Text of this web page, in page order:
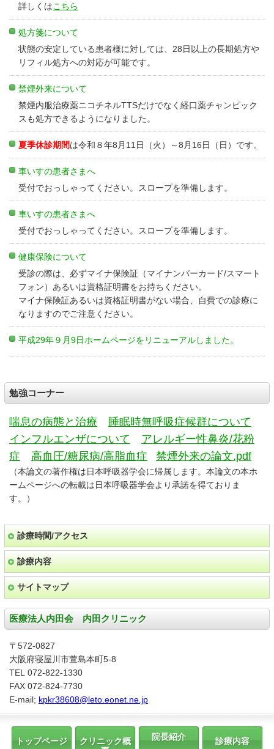
詳しくはこちら
処方箋について
状態の安定している患者様に対しては、28日以上の長期処方や
リフィル処方への対応が可能です。
禁煙外来について
禁煙内服治療薬ニコチネルTTSだけでなく経口薬チャンピック
スも処方できるようになりました。
夏季休診期間は令和８年8月11日（火）～8月16日（日）です。
車いすの患者さまへ
受付でおっしゃってください。スロープを準備します。
車いすの患者さまへ
受付でおっしゃってください。スロープを準備します。
健康保険について
受診の際は、必ずマイナ保険証（マイナンバーカード/スマート
フォン）あるいは資格証明書をお持ちください。
マイナ保険証あるいは資格証明書がない場合、自費での診療に
なりますのでご注意ください。
平成29年９月9日ホームページをリニューアルしました。
勉強コーナー
喘息の病態と治療
睡眠時無呼吸症候群について
インフルエンザについて
アレルギー性鼻炎/花粉
症
高血圧/糖尿病/高脂血症 禁煙外来の論文.pdf
（本論文の著作権は日本呼吸器学会に帰属します。本論文の本ホ
ームページへの転載は日本呼吸器学会より承諾を得ておりま
す。）
診療時間/アクセス
診療内容
サイトマップ
医療法人内田会 内田クリニック
〒572-0827
大阪府寝屋川市萱島本町5-8
TEL 072-822-1330
FAX 072-824-7730
E-mail; kpkr38608@leto.eonet.ne.jp
トップページ
クリニック概
院長紹介 診療内容